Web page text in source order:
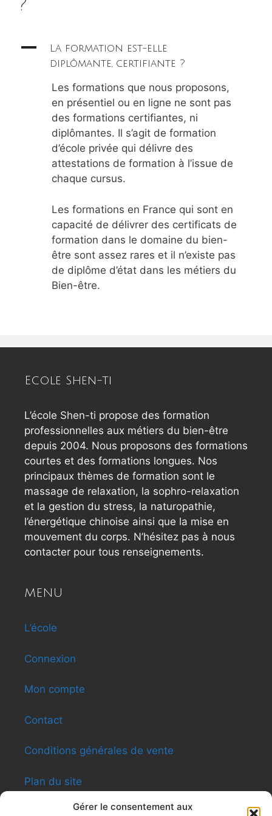
Gérer le consentement aux
?
A
La formation est-elle
diplômante, certifiante ?
Les formations que nous proposons,
en présentiel ou en ligne ne sont pas
des formations certifiantes, ni
diplômantes. Il s’agit de formation
d’école privée qui délivre des
attestations de formation à l’issue de
chaque cursus.
Les formations en France qui sont en
capacité de délivrer des certificats de
formation dans le domaine du bien-
être sont assez rares et il n’existe pas
de diplôme d’état dans les métiers du
Bien-être.
Ecole Shen-ti
L’école Shen-ti propose des formation
professionnelles aux métiers du bien-être
depuis 2004. Nous proposons des formations
courtes et des formations longues. Nos
principaux thèmes de formation sont le
massage de relaxation, la sophro-relaxation
et la gestion du stress, la naturopathie,
l’énergétique chinoise ainsi que la mise en
mouvement du corps. N’hésitez pas à nous
contacter pour tous renseignements.
MENU
L’école
Connexion
Mon compte
Contact
Conditions générales de vente
Plan du site